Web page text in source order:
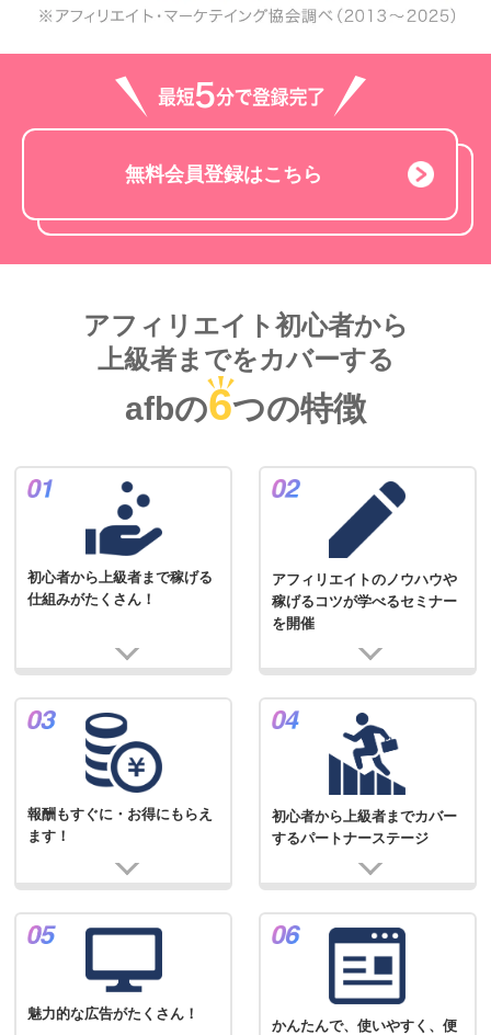
無料会員登録はこちら
アフィリエイト初心者から
上級者までをカバーする
afbの6つの特徴
初心者から上級者まで稼げる
仕組みがたくさん！
アフィリエイトのノウハウや
稼げるコツが学べるセミナー
を開催
報酬もすぐに・お得にもらえ
ます！
初心者から上級者までカバー
するパートナーステージ
魅力的な広告がたくさん！
かんたんで、使いやすく、便